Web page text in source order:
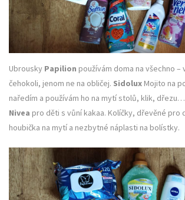
Ubrousky Papilion používám doma na všechno –
čehokoli, jenom ne na obličej. Sidolux Mojito na
naředím a používám ho na mytí stolů, klik,
Nivea pro děti s vůní kakaa. Kolíčky, dřevěné pro
houbička na mytí a nezbytné náplasti na bolístky.